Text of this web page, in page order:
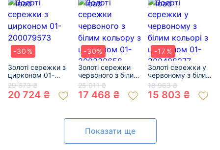
-30%
Золоті сережки з
цирконом 01-
200079573
29 673 ₴
20 724 ₴
-30%
Золоті сережки
червоного з білим
кольору з
цирконом 01-
200330658
25 011 ₴
17 468 ₴
-17%
Золоті сережки у
червоному з білим
кольорі з
цирконом 01-
200498377
18 963 ₴
15 803 ₴
Показати ще